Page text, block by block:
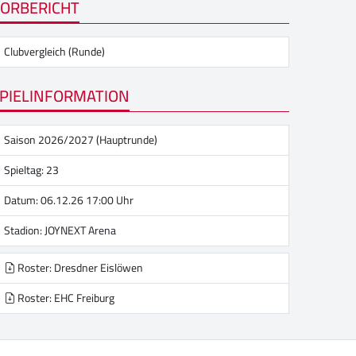
Clubvergleich (Runde)
Saison 2026/2027 (Hauptrunde)
Spieltag: 23
Datum: 06.12.26 17:00 Uhr
Stadion:JOYNEXT Arena
Roster: Dresdner Eislöwen
Roster: EHC Freiburg